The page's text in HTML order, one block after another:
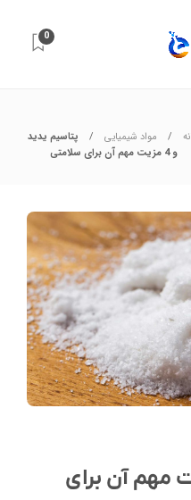
0
مواد شیمیایی
پتاسیم یدید
و 4 مزیت مهم آن برای سلامتی
و 4 مزیت مهم آن برای